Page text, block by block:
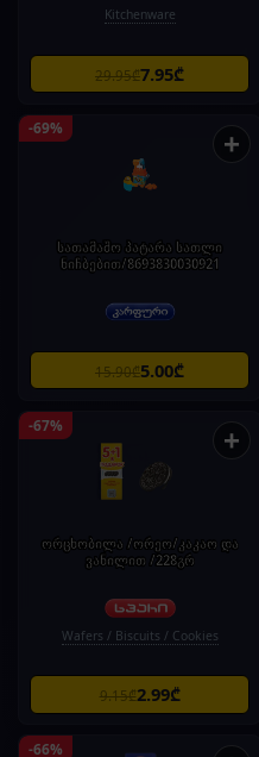
Kitchenware
29.95₾7.95₾
-69% +
სათამაშო პატარა სათლი
ნიჩბებით/8693830030921
15.90₾5.00₾
-67% +
ორცხობილა /ორეო/კაკაო და
ვანილით /228გრ
Wafers / Biscuits / Cookies
9.15₾2.99₾
-66%